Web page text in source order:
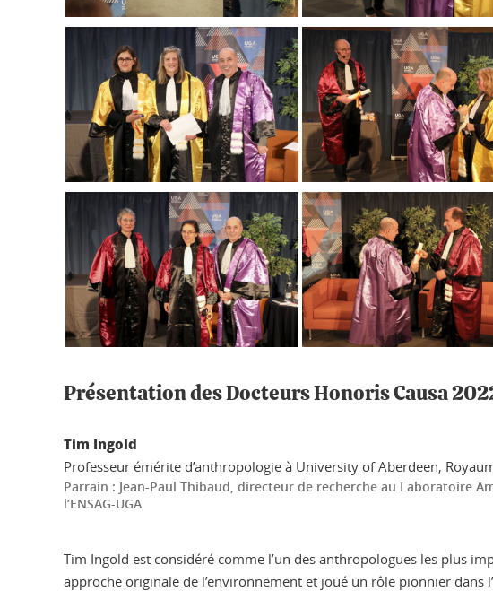
Présentation des Docteurs Honoris Causa
Tim Ingold
Professeur émérite d’anthropologie à University of Aberdeen,
Parrain : Jean-Paul Thibaud, directeur de recherche au Laboratoire
l’ENSAG-UGA
Tim Ingold est considéré comme l’un des anthropologues les plus
approche originale de l’environnement et joué un rôle pionnier dans